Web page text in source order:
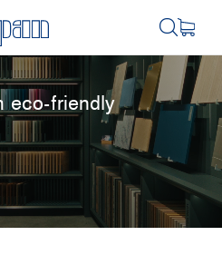
eco-friendly